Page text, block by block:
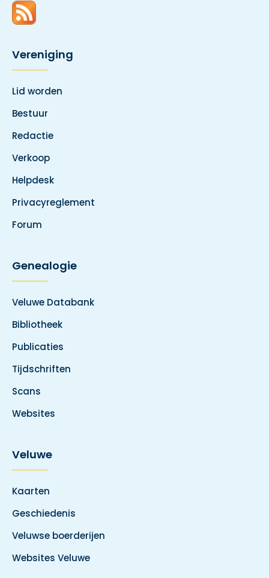
Vereniging
Lid worden
Bestuur
Redactie
Verkoop
Helpdesk
Privacyreglement
Forum
Genealogie
Veluwe Databank
Bibliotheek
Publicaties
Tijdschriften
Scans
Websites
Veluwe
Kaarten
Geschiedenis
Veluwse boerderijen
Websites Veluwe